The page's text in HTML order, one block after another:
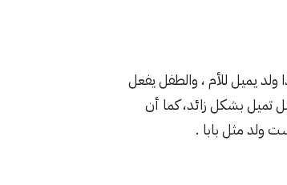
يميل للأم ، والطفل يفعل
تميل بشكل زائد، كما أن
ولد مثل بابا .